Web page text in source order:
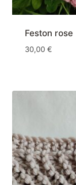
Feston rose
30,00 €